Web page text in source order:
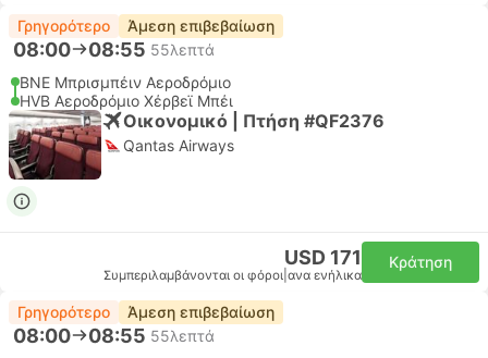
Γρηγορότερο Άμεση επιβεβαίωση
08:00 08:55 55λεπτά
BNE Μπρισμπέιν Αεροδρόμιο
HVB Αεροδρόμιο Χέρβεϊ Μπέι
Οικονομικό | Πτήση #QF2376
Qantas Airways
USD 171
Συμπεριλαμβάνονται οι φόροι ανα ενήλικα
Κράτηση
Γρηγορότερο Άμεση επιβεβαίωση
08:00 08:55 55λεπτά